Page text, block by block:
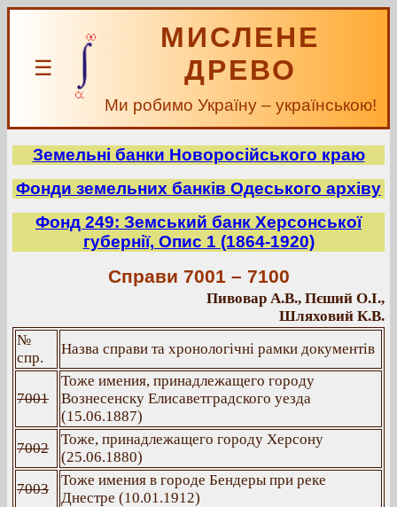
☰
МИСЛЕНЕ
ДРЕВО
Ми робимо Україну – українською!
Земельні банки Новоросійського краю
Фонди земельних банків Одеського архіву
Фонд 249: Земський банк Херсонської
губернії, Опис 1 (1864-1920)
Справи 7001 – 7100
Пивовар А.В., Пєший О.І.,
Шляховий К.В.
№
спр.
Назва справи та хронологічні рамки документів
7001
Тоже имения, принадлежащего городу
Вознесенску Елисаветградского уезда
(15.06.1887)
7002
Тоже, принадлежащего городу Херсону
(25.06.1880)
7003
Тоже имения в городе Бендеры при реке
Днестре (10.01.1912)